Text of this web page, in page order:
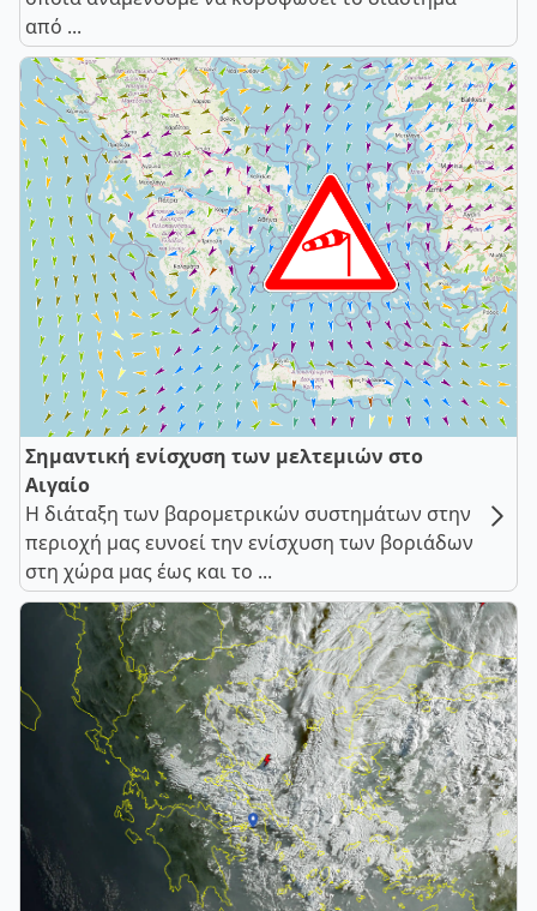
από ...
Σημαντική ενίσχυση των μελτεμιών στο
Αιγαίο
Η διάταξη των βαρομετρικών συστημάτων στην
περιοχή μας ευνοεί την ενίσχυση των βοριάδων
στη χώρα μας έως και το ...